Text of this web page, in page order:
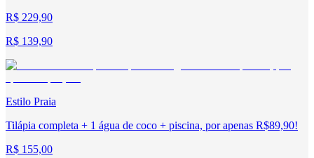
R$ 229,90
R$ 139,90
Estilo Praia
Tilápia completa + 1 água de coco + piscina, por apenas R$89,90!
R$ 155,00